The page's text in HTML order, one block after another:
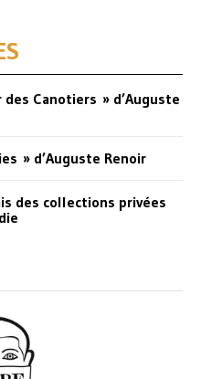
Canotiers » d’Auguste
» d’Auguste Renoir
des collections privées